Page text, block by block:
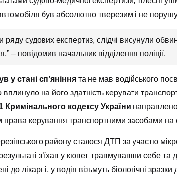
автомобіля був абсолютно тверезим і не
ряду судових експертиз, слідчі висунули
– повідомив начальник відділення поліції.
у стані сп’яніння та не мав водійського
вплинуло на його здатність керувати
Кримінального кодексу України
права керування транспортними засобами на
району сталося ДТП за участю
з’їхав у кювет, травмувавши себе
до лікарні, у водія візьмуть біологічні